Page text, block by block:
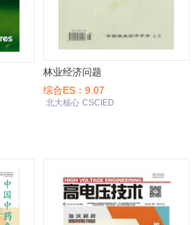
林业经济问题
综合ES：9.07
北大核心 CSCIED